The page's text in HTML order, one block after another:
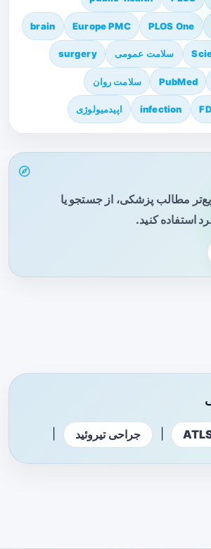
PLOS One
Europe PMC
brain
سلامت عمومی surgery
PubMed سلامت روان
infection اپیدمیولوژی
مطالب پزشکی، از جستجو یا
استفاده کنید.
جراحی تیروئید